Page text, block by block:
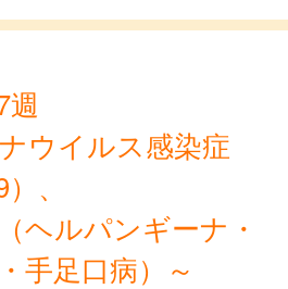
週
ウイルス感染症
、
ヘルパンギーナ・
手足口病）～